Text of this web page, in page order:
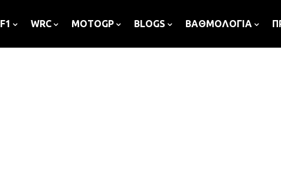
F1 WRC MOTOGP BLOGS ΒΑΘΜΟΛΟΓΙΑ